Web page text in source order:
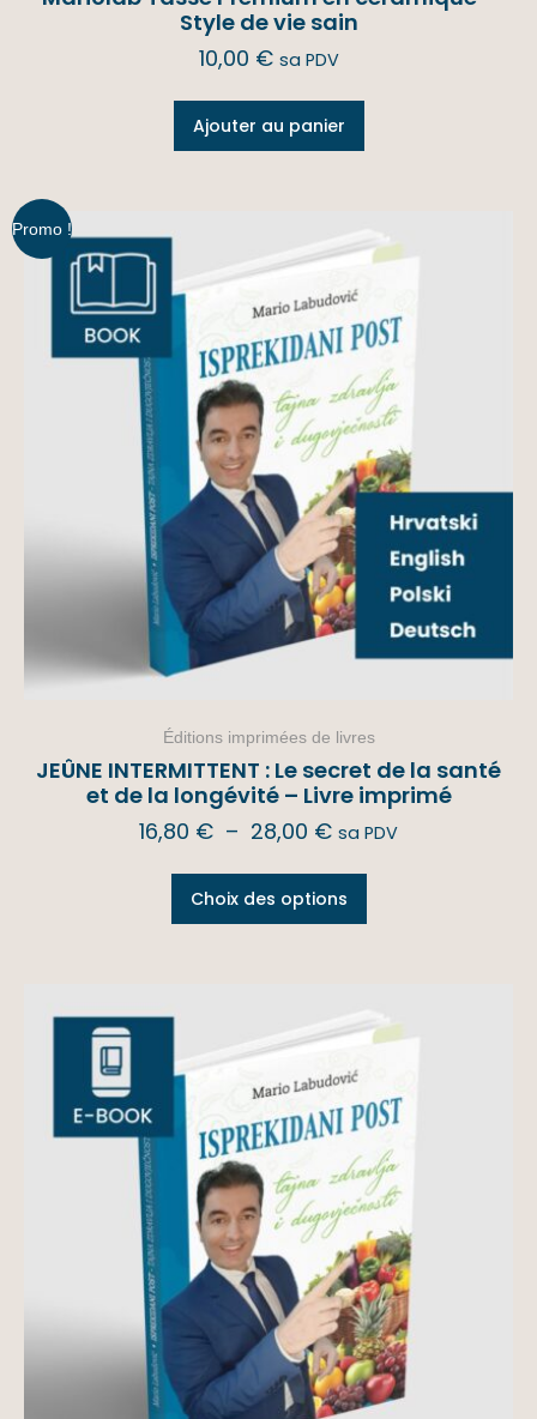
Style de vie sain
10,00 € sa PDV
Ajouter au panier
Promo !
Éditions imprimées de livres
JEÛNE INTERMITTENT : Le secret de la santé
et de la longévité – Livre imprimé
16,80 € – 28,00 € sa PDV
Choix des options